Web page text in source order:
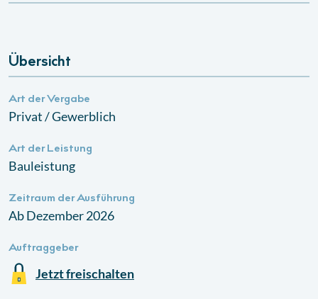
Übersicht
Art der Vergabe
Privat / Gewerblich
Art der Leistung
Bauleistung
Zeitraum der Ausführung
Ab Dezember 2026
Auftraggeber
Jetzt freischalten